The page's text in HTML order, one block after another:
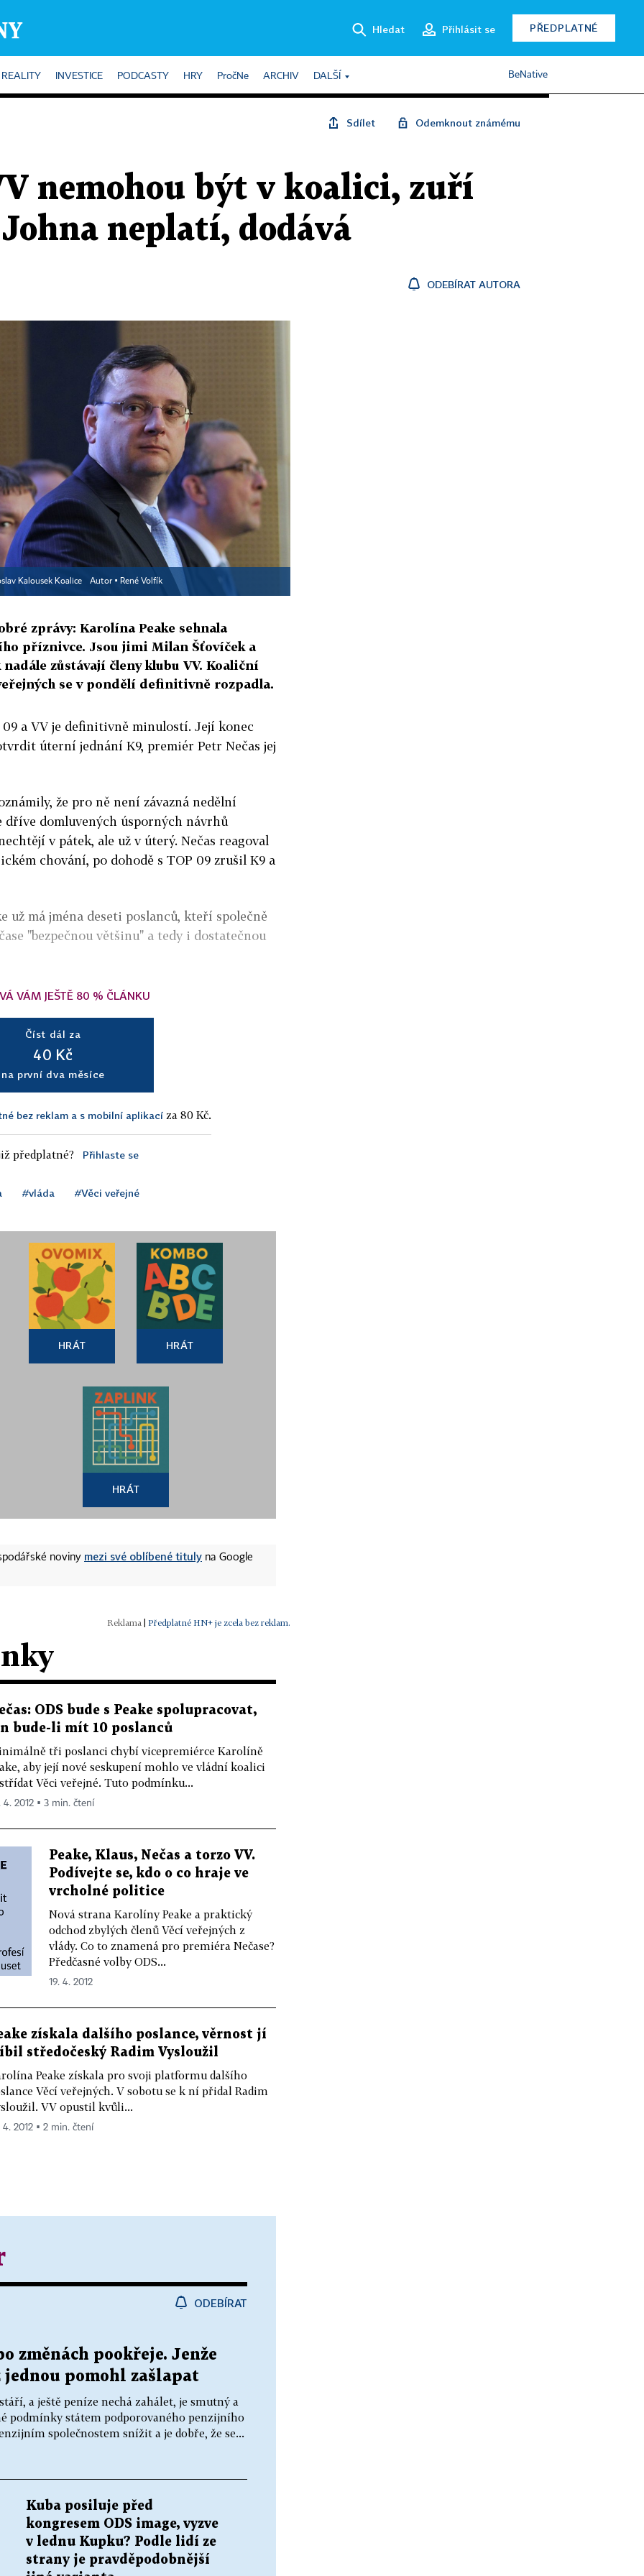
Hledat Přihlásit se PŘEDPLATNÉ
REALITY INVESTICE PODCASTY HRY PročNe ARCHIV DALŠÍ BeNative
Sdílet Odemknout známému
nemohou být v koalici, zuří
Johna neplatí, dodává
ODEBÍRAT AUTORA
Kalousek Koalice Autor ▪ René Volfík
zprávy: Karolína Peake sehnala
příznivce. Jsou jimi Milan Šťovíček a
zůstávají členy klubu VV. Koaliční
se v pondělí definitivně rozpadla.
09 a VV je definitivně minulostí. Její konec
úterní jednání K9, premiér Petr Nečas jej
že pro ně není závazná nedělní
domluvených úsporných návrhů
v pátek, ale už v úterý. Nečas reagoval
chování, po dohodě s TOP 09 zrušil K9 a
už má jména deseti poslanců, kteří společně
"bezpečnou většinu" a tedy i dostatečnou
VÁM JEŠTĚ 80 % ČLÁNKU
Číst dál za
40 Kč
na první dva měsíce
bez reklam a s mobilní aplikací za 80 Kč.
předplatné? Přihlaste se
#vláda #Věci veřejné
HRÁT HRÁT
HRÁT
noviny mezi své oblíbené tituly na Google
| Předplatné HN+ je zcela bez reklam.
ODS bude s Peake spolupracovat,
bude-li mít 10 poslanců
tři poslanci chybí vicepremiérce Karolíně
aby její nové seskupení mohlo ve vládní koalici
Věci veřejné. Tuto podmínku...
4. 2012 ▪ 3 min. čtení
Peake, Klaus, Nečas a torzo VV.
Podívejte se, kdo o co hraje ve
vrcholné politice
Nová strana Karolíny Peake a praktický
odchod zbylých členů Věcí veřejných z
vlády. Co to znamená pro premiéra Nečase?
Předčasné volby ODS...
19. 4. 2012
získala dalšího poslance, věrnost jí
středočeský Radim Vysloužil
Peake získala pro svoji platformu dalšího
Věcí veřejných. V sobotu se k ní přidal Radim
VV opustil kvůli...
4. 2012 ▪ 2 min. čtení
ODEBÍRAT
změnách pookřeje. Jenže
jednou pomohl zašlapat
a ještě peníze nechá zahálet, je smutný a
podmínky státem podporovaného penzijního
společnostem snížit a je dobře, že se...
Kuba posiluje před
kongresem ODS image, vyzve
v lednu Kupku? Podle lidí ze
strany je pravděpodobnější